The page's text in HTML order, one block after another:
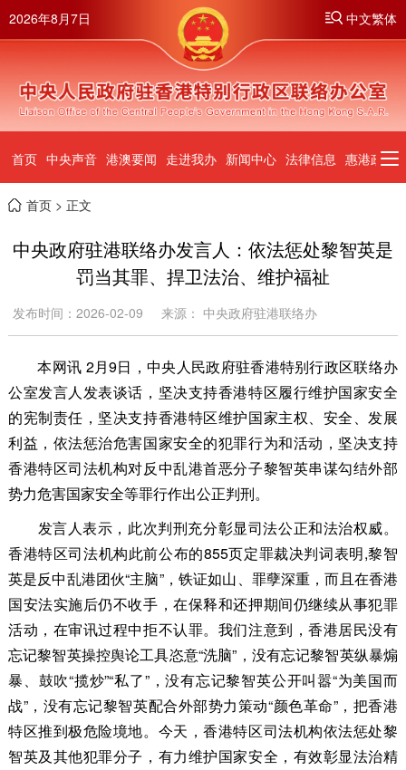
2026年8月7日 中文繁体
首页 中央声音 港澳要闻 走进我办 新闻中心 法律信息 惠港政策
首页> 正文
中央政府驻港联络办发言人：依法惩处黎智英是
罚当其罪、捍卫法治、维护福祉
发布时间：2026-02-09 来源： 中央政府驻港联络办
本网讯 2月9日，中央人民政府驻香港特别行政区联络办
公室发言人发表谈话，坚决支持香港特区履行维护国家安全
的宪制责任，坚决支持香港特区维护国家主权、安全、发展
利益，依法惩治危害国家安全的犯罪行为和活动，坚决支持
香港特区司法机构对反中乱港首恶分子黎智英串谋勾结外部
势力危害国家安全等罪行作出公正判刑。
发言人表示，此次判刑充分彰显司法公正和法治权威。
香港特区司法机构此前公布的855页定罪裁决判词表明,黎智
英是反中乱港团伙“主脑”，铁证如山、罪孽深重，而且在香港
国安法实施后仍不收手，在保释和还押期间仍继续从事犯罪
活动，在审讯过程中拒不认罪。我们注意到，香港居民没有
忘记黎智英操控舆论工具恣意“洗脑”，没有忘记黎智英纵暴煽
暴、鼓吹“揽炒”“私了”，没有忘记黎智英公开叫嚣“为美国而
战”，没有忘记黎智英配合外部势力策动“颜色革命”，把香港
特区推到极危险境地。今天，香港特区司法机构依法惩处黎
智英及其他犯罪分子，有力维护国家安全，有效彰显法治精